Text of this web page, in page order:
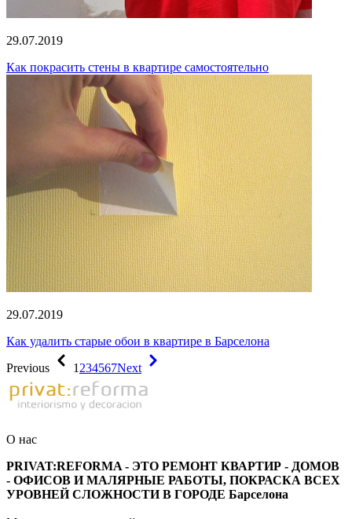
29.07.2019
Как покрасить стены в квартире самостоятельно
29.07.2019
Как удалить старые обои в квартире в Барселона
Previous
1 234567Next
О нас
PRIVAT:REFORMA - ЭТО РЕМОНТ КВАРТИР - ДОМОВ
- ОФИСОВ И МАЛЯРНЫЕ РАБОТЫ, ПОКРАСКА ВСЕХ
УРОВНЕЙ СЛОЖНОСТИ В ГОРОДЕ Барселона